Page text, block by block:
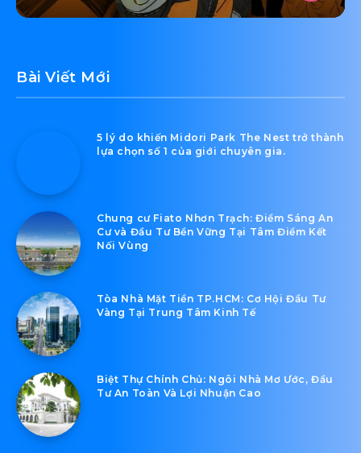
Bài Viết Mới
5 lý do khiến Midori Park The Nest trở thành
lựa chọn số 1 của giới chuyên gia.
Chung cư Fiato Nhơn Trạch: Điểm Sáng An
Cư và Đầu Tư Bền Vững Tại Tâm Điểm Kết
Nối Vùng
Tòa Nhà Mặt Tiền TP.HCM: Cơ Hội Đầu Tư
Vàng Tại Trung Tâm Kinh Tế
Biệt Thự Chính Chủ: Ngôi Nhà Mơ Ước, Đầu
Tư An Toàn Và Lợi Nhuận Cao